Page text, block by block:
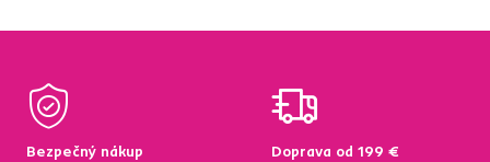
Bezpečný nákup
Doprava od 199 €